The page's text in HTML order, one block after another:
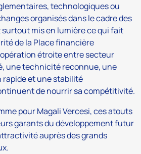
technologiques ou
organisés dans le cadre des
surtout mis en lumière ce qui fait
de la Place financière
étroite entre secteur
une technicité reconnue, une
rapide et une stabilité
de nourrir sa compétitivité.
pour Magali Vercesi, ces atouts
garants du développement futur
auprès des grands